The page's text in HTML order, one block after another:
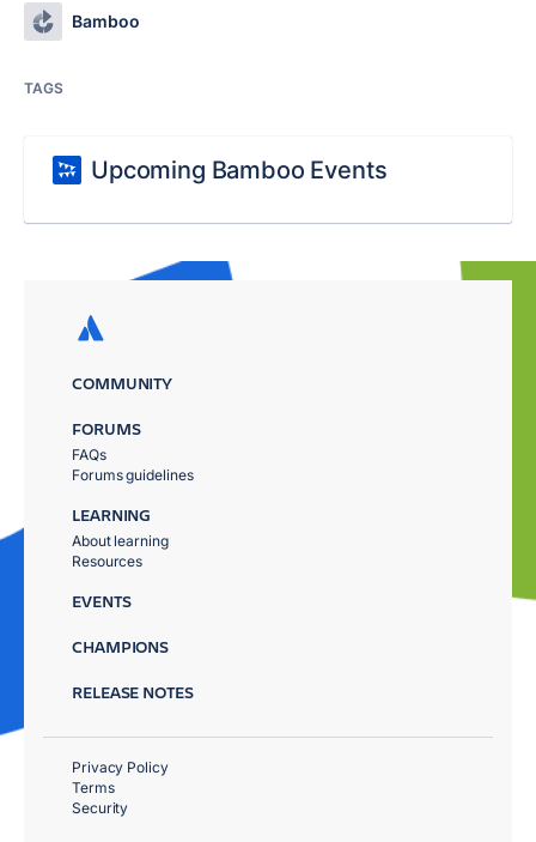
Bamboo
TAGS
Upcoming Bamboo Events
COMMUNITY
FORUMS
FAQs
Forums guidelines
LEARNING
About learning
Resources
EVENTS
CHAMPIONS
RELEASE NOTES
Privacy Policy
Terms
Security